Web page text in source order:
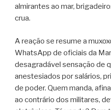
almirantes ao mar,
crua.
A reação se resume a
WhatsApp de oficiais da
desagradável sensação de
anestesiados por salários,
de poder. Quem manda,
ao contrário dos militares,